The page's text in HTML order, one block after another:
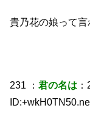
貴乃花の娘って
231 ：君の名は